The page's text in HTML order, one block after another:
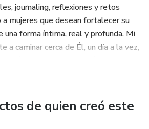
journaling, reflexiones y retos
a mujeres que desean fortalecer su
una forma íntima, real y profunda. Mi
a caminar cerca de Él, un día a la vez,
para crecer.
de quien creó este